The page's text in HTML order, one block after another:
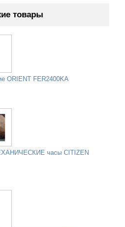
товары
ORIENT FER2400KA
часы CITIZEN